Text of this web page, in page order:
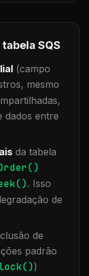
tabela SQS
(campo
mesmo
dados entre
da tabela
. Isso
de
de
padrão
)